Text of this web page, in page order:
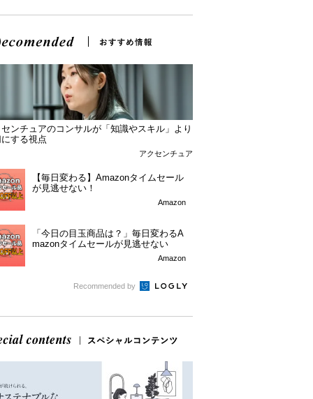
ンチュアのコンサルが「知識やスキル」より
する視点
アクセンチュア
【毎日変わる】Amazonタイムセール
が見逃せない！
Amazon
「今日の目玉商品は？」毎日変わるA
mazonタイムセールが見逃せない
Amazon
Recommended by